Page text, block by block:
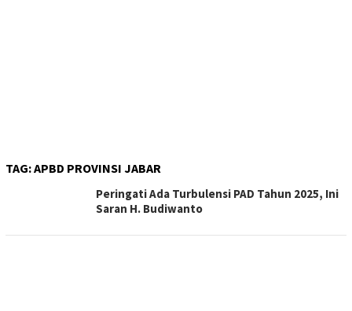
TAG:APBD PROVINSI JABAR
Peringati Ada Turbulensi PAD Tahun 2025, Ini
Saran H. Budiwanto